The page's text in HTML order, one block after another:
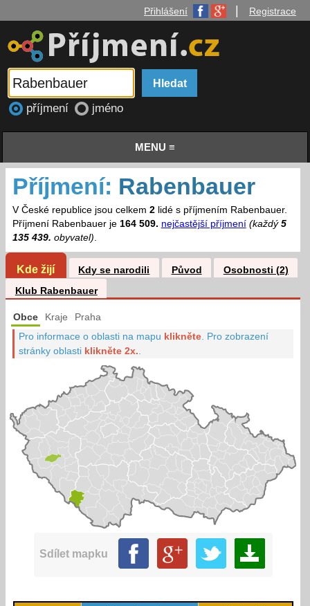
Přihlášení Registrace
příjmení jméno
MENU ≡
Příjmení: Rabenbauer
V České republice jsou celkem 2lidé s příjmením Rabenbauer.
Příjmení Rabenbauer je 164 509. nejčastější příjmení (každý 5
135 439. obyvatel).
Kde žijí Kdy se narodili Původ
Osobnosti (2)
Klub Rabenbauer
Obce Kraje Praha
Pro informace o oblasti na mapu klikněte Pro zobrazení
stránky oblasti klikněte 2x.
Sdílet mapku